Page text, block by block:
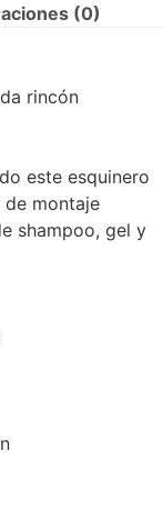
(0)
rincón
este esquinero
montaje
shampoo, gel y